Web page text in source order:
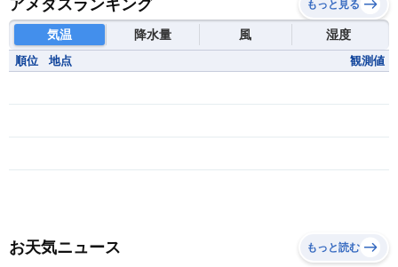
アメダスランキング もっと見る
気温 降水量 風 湿度
順位 地点 観測値
お天気ニュース もっと読む